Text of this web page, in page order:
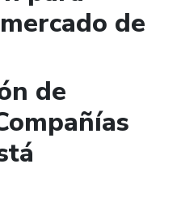
de
de